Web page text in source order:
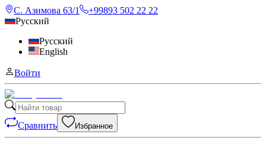
С. Азимова 63/1
+99893 502 22 22
Русский
Русский
English
Войти
Сравнить Избранное